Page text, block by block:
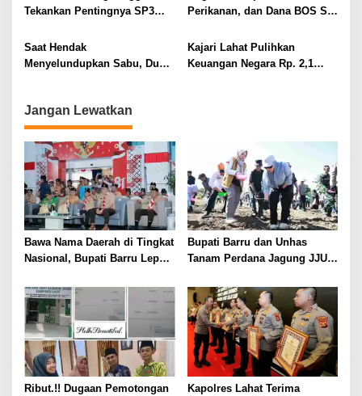
Tekankan Pentingnya SP3
Perikanan, dan Dana BOS SD
Terus Dipertajam Kajari Lahat
Saat Hendak
Menyelundupkan Sabu, Dua
Kajari Lahat Pulihkan
Keuangan Negara Rp. 2,1
Jangan Lewatkan
Bawa Nama Daerah di Tingkat
Nasional, Bupati Barru Lepas
XII
Bupati Barru dan Unhas
Tanam Perdana Jagung JJUH,
dan Kesejahteraan Petani
Ribut.!! Dugaan Pemotongan
Kapolres Lahat Terima